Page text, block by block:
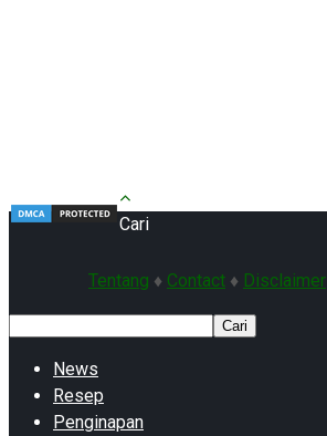
Tentang ♦ Contact ♦ Disclaimer
Cari
Cari
News
Resep
Penginapan